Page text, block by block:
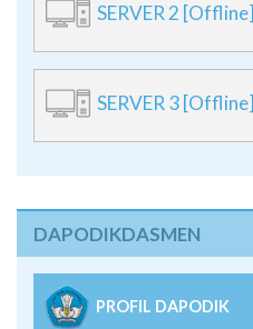
SERVER 2 [Offline]
SERVER 3 [Offline]
DAPODIKDASMEN
PROFIL DAPODIK